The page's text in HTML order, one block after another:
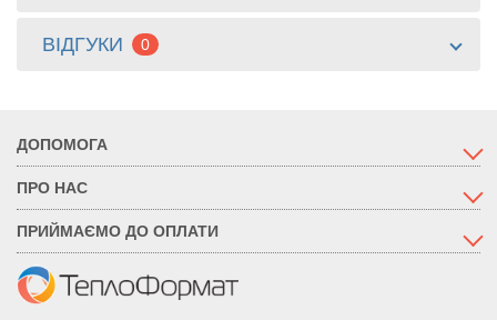
ВІДГУКИ 0
ДОПОМОГА
ПРО НАС
ПРИЙМАЄМО ДО ОПЛАТИ